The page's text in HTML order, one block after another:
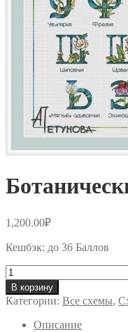
1,200.00₽
Кешбэк: до 36 Баллов
Количество
товара
Ботанический
алфавит
В корзину
Категории: Все схемы,
Описание